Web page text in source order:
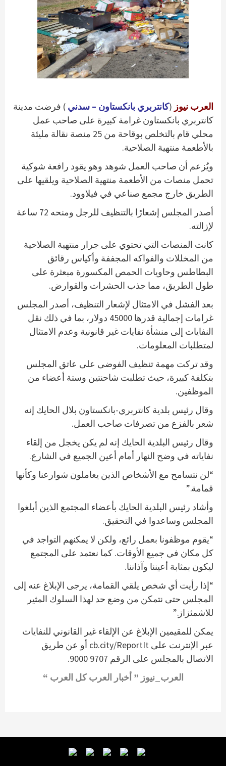
العرب نيوز (كانتربري بانكستاون – سدني ) فرضت مدينة
كانتربري بانكستاون غرامة كبيرة على صاحب عمل
محلي قام بالتخلص بوقاحة من 25 منصة نقالة مليئة
بالأطعمة منتهية الصلاحية.
ويُزعم أن صاحب العمل شوهد وهو يقود رافعة شوكية
تحمل منصات من الأطعمة منتهية الصلاحية ويلقيها على
الطريق خارج مجمع صناعي في فيلاوود.
أصدر المجلس إشعارًا بالتنظيف للرجل ومنحه 72 ساعة
لإزالته.
كانت المنصات التي تحتوي على جرار منتهية الصلاحية
من المخللات والفواكه المجففة وأكياس رقائق
البطاطس وحاويات الحمص المكسورة مبعثرة على
طول الطريق، مما جذب الحشرات والقوارض.
بعد الفشل في الامتثال لإشعار التنظيف، أصدر المجلس
غرامات إجمالية قدرها 45000 دولار، بما في ذلك نقل
النفايات إلى منشأة نفايات غير قانونية وعدم الامتثال
لمتطلبات المعلومات.
وقد تركت مهمة تنظيف الفوضى على عاتق المجلس
بتكلفة كبيرة، حيث تطلبت شاحنتين وستة أعضاء من
الموظفين.
وقال رئيس بلدية كانتربري-بانكستاون بلال الحايك إنه
شعر بالفزع من تصرفات صاحب العمل.
وقال رئيس البلدية الحايك إنه لم يكن يخجل من إلقاء
نفاياته في وضح النهار أمام أعين الجميع في الشارع.
“لن نتسامح مع الأشخاص الذين يعاملون شوارعنا وكأنها
قمامة.”
وأشاد رئيس البلدية الحايك بأعضاء المجتمع الذين أبلغوا
المجلس وساعدوا في التحقيق.
“يقوم موظفونا بعمل رائع، ولكن لا يمكنهم التواجد في
كل مكان في جميع الأوقات. كما نعتمد على المجتمع
ليكون بمثابة أعيننا وآذاننا.
“إذا رأيت أي شخص يلقي القمامة، يرجى الإبلاغ عنه إلى
المجلس حتى نتمكن من وضع حد لهذا السلوك المثير
للاشمئزاز.”
يمكن للمقيمين الإبلاغ عن الإلقاء غير القانوني للنفايات
عبر الإنترنت على cb.city/ReportIt أو عن طريق
الاتصال بالمجلس على الرقم 9707 9000.
العرب_نيوز ” أخبار العرب كل العرب “